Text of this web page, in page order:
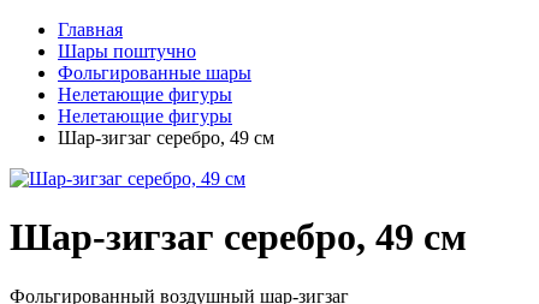
Главная
Шары поштучно
Фольгированные шары
Нелетающие фигуры
Нелетающие фигуры
Шар-зигзаг серебро, 49 см
Шар-зигзаг серебро, 49 см
Фольгированный воздушный шар-зигзаг